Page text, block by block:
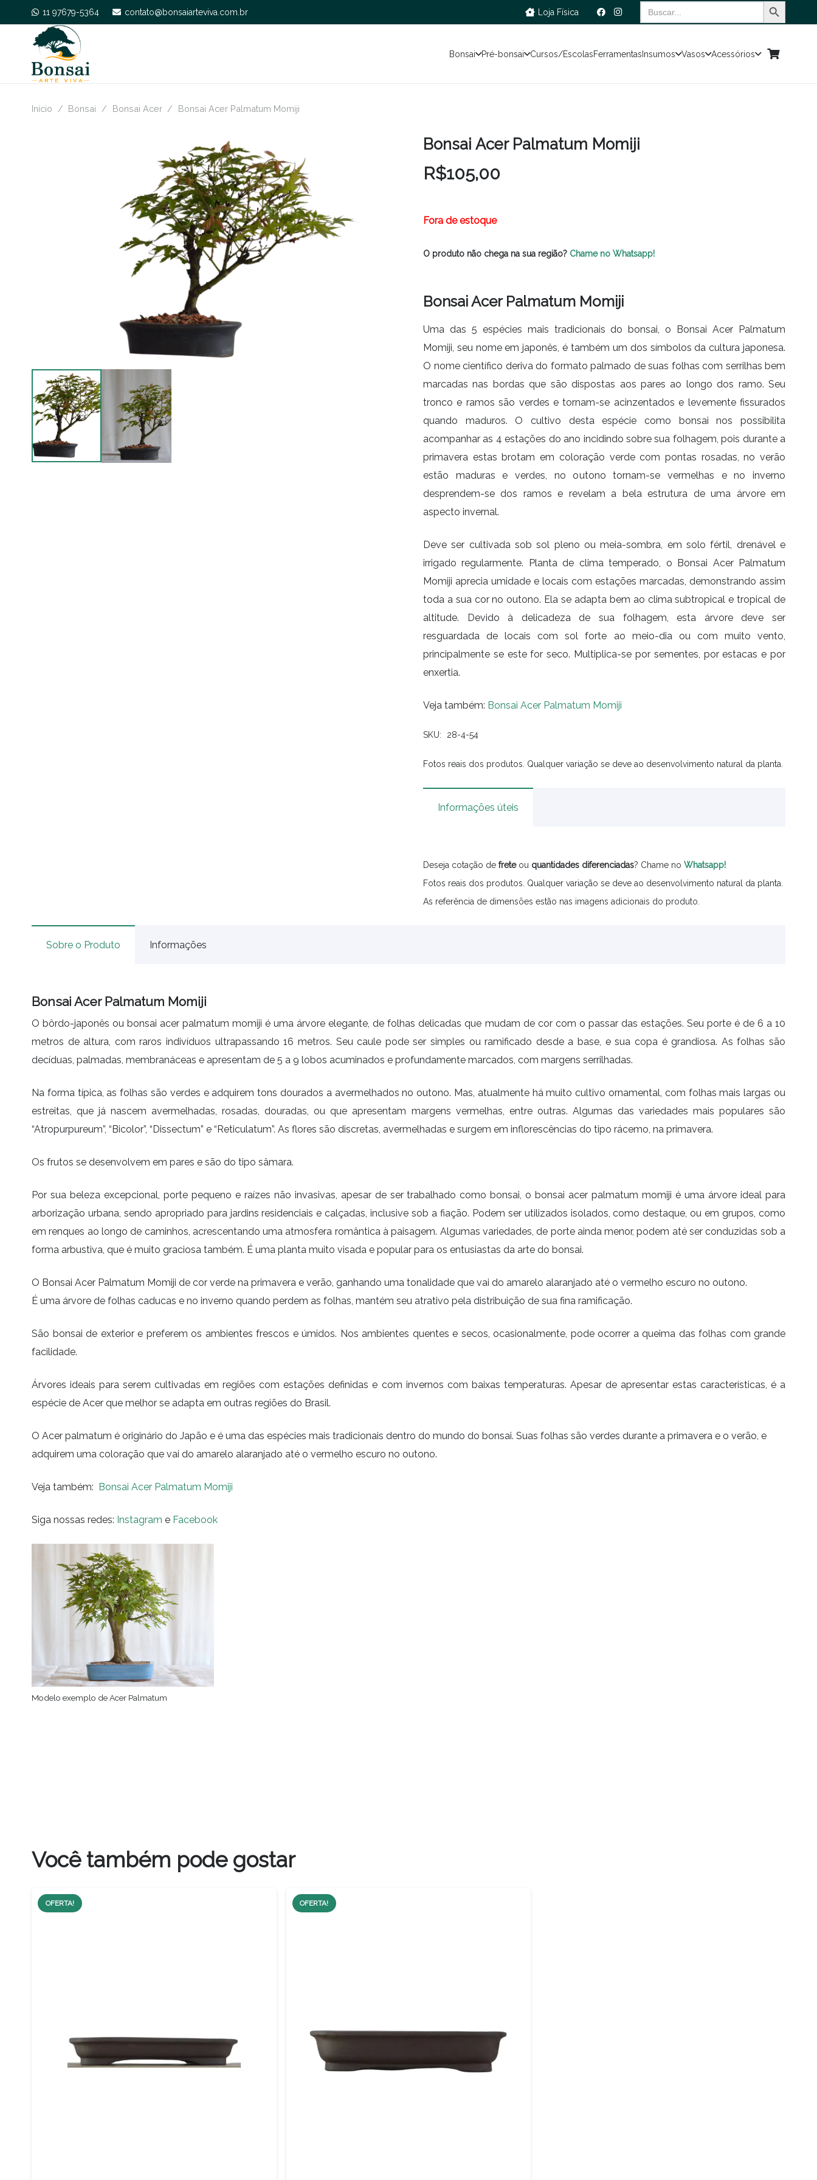
11 97679-5364 contato@bonsaiarteviva.com.br Loja Física
Search
for:
Bonsai Pré-bonsai Cursos/EscolasFerramentasInsumos Vasos Acessórios
Início / Bonsai / Bonsai Acer / Bonsai Acer Palmatum Momiji
Bonsai Acer Palmatum Momiji
R$105,00
Fora de estoque
O produto não chega na sua região? Chame no Whatsapp!
Bonsai Acer Palmatum Momiji
Uma das 5 espécies mais tradicionais do bonsai, o Bonsai Acer Palmatum
Momiji, seu nome em japonês, é também um dos símbolos da cultura japonesa.
O nome científico deriva do formato palmado de suas folhas com serrilhas bem
marcadas nas bordas que são dispostas aos pares ao longo dos ramo. Seu
tronco e ramos são verdes e tornam-se acinzentados e levemente fissurados
quando maduros. O cultivo desta espécie como bonsai nos possibilita
acompanhar as 4 estações do ano incidindo sobre sua folhagem, pois durante a
primavera estas brotam em coloração verde com pontas rosadas, no verão
estão maduras e verdes, no outono tornam-se vermelhas e no inverno
desprendem-se dos ramos e revelam a bela estrutura de uma árvore em
aspecto invernal.
Deve ser cultivada sob sol pleno ou meia-sombra, em solo fértil, drenável e
irrigado regularmente. Planta de clima temperado, o Bonsai Acer Palmatum
Momiji aprecia umidade e locais com estações marcadas, demonstrando assim
toda a sua cor no outono. Ela se adapta bem ao clima subtropical e tropical de
altitude. Devido à delicadeza de sua folhagem, esta árvore deve ser
resguardada de locais com sol forte ao meio-dia ou com muito vento,
principalmente se este for seco. Multiplica-se por sementes, por estacas e por
enxertia.
Veja também: Bonsai Acer Palmatum Momiji
SKU: 28-4-54
Fotos reais dos produtos. Qualquer variação se deve ao desenvolvimento natural da planta.
Informações úteis
Deseja cotação de freteou quantidades diferenciadas? Chame no Whatsapp!
Fotos reais dos produtos. Qualquer variação se deve ao desenvolvimento natural da planta.
As referência de dimensões estão nas imagens adicionais do produto.
Sobre o Produto Informações
Bonsai Acer Palmatum Momiji
O bôrdo-japonês ou bonsai acer palmatum momiji é uma árvore elegante, de folhas delicadas que mudam de cor com o passar das estações. Seu porte é de 6 a 10
metros de altura, com raros indivíduos ultrapassando 16 metros. Seu caule pode ser simples ou ramificado desde a base, e sua copa é grandiosa. As folhas são
decíduas, palmadas, membranáceas e apresentam de 5 a 9 lobos acuminados e profundamente marcados, com margens serrilhadas.
Na forma típica, as folhas são verdes e adquirem tons dourados a avermelhados no outono. Mas, atualmente há muito cultivo ornamental, com folhas mais largas ou
estreitas, que já nascem avermelhadas, rosadas, douradas, ou que apresentam margens vermelhas, entre outras. Algumas das variedades mais populares são
“Atropurpureum”, “Bicolor”, “Dissectum” e “Reticulatum”. As flores são discretas, avermelhadas e surgem em inflorescências do tipo rácemo, na primavera.
Os frutos se desenvolvem em pares e são do tipo sâmara.
Por sua beleza excepcional, porte pequeno e raízes não invasivas, apesar de ser trabalhado como bonsai, o bonsai acer palmatum momiji é uma árvore ideal para
arborização urbana, sendo apropriado para jardins residenciais e calçadas, inclusive sob a fiação. Podem ser utilizados isolados, como destaque, ou em grupos, como
em renques ao longo de caminhos, acrescentando uma atmosfera romântica à paisagem. Algumas variedades, de porte ainda menor, podem até ser conduzidas sob a
forma arbustiva, que é muito graciosa também. É uma planta muito visada e popular para os entusiastas da arte do bonsai.
O Bonsai Acer Palmatum Momiji de cor verde na primavera e verão, ganhando uma tonalidade que vai do amarelo alaranjado até o vermelho escuro no outono.
É uma árvore de folhas caducas e no inverno quando perdem as folhas, mantém seu atrativo pela distribuição de sua fina ramificação.
São bonsai de exterior e preferem os ambientes frescos e úmidos. Nos ambientes quentes e secos, ocasionalmente, pode ocorrer a queima das folhas com grande
facilidade.
Árvores ideais para serem cultivadas em regiões com estações definidas e com invernos com baixas temperaturas. Apesar de apresentar estas características, é a
espécie de Acer que melhor se adapta em outras regiões do Brasil.
O Acer palmatum é originário do Japão e é uma das espécies mais tradicionais dentro do mundo do bonsai. Suas folhas são verdes durante a primavera e o verão, e
adquirem uma coloração que vai do amarelo alaranjado até o vermelho escuro no outono.
Veja também: Bonsai Acer Palmatum Momiji
Siga nossas redes: Instagram e Facebook
Modelo exemplo de Acer Palmatum
Você também pode gostar
OFERTA! OFERTA!